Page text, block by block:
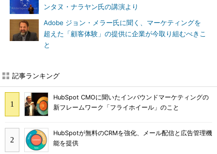
ンタヌ・ナラヤン氏の講演より
Adobe ジョン・メラー氏に聞く、マーケティングを
超えた「顧客体験」の提供に企業が今取り組むべきこ
と
記事ランキング
HubSpot CMOに聞いたインバウンドマーケティングの
新フレームワーク「フライホイール」のこと
HubSpotが無料のCRMを強化、メール配信と広告管理機
能を提供